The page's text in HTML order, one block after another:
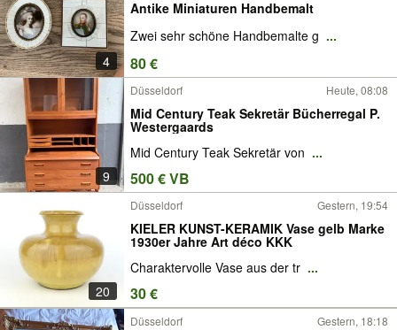
4
Antike Miniaturen Handbemalt
Zwei sehr schöne Handbemalte g ...
80 €
9
Düsseldorf Heute, 08:08
Mid Century Teak Sekretär Bücherregal P.
Westergaards
Mid Century Teak Sekretär von ...
500 € VB
20
Düsseldorf Gestern, 19:54
KIELER KUNST-KERAMIK Vase gelb Marke
1930er Jahre Art déco KKK
Charaktervolle Vase aus der tr ...
30 €
Düsseldorf Gestern, 18:18